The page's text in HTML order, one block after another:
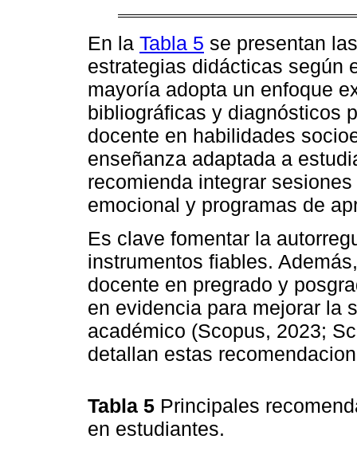
En la Tabla 5 se presentan
estrategias didácticas según
mayoría adopta un enfoque
bibliográficas y diagnósticos
docente en habilidades
enseñanza adaptada a
recomienda integrar
emocional y programas de
Es clave fomentar la
instrumentos fiables.
docente en pregrado y
en evidencia para mejorar la
académico (Scopus, 2023;
detallan estas
Tabla 5 Principales
en estudiantes.